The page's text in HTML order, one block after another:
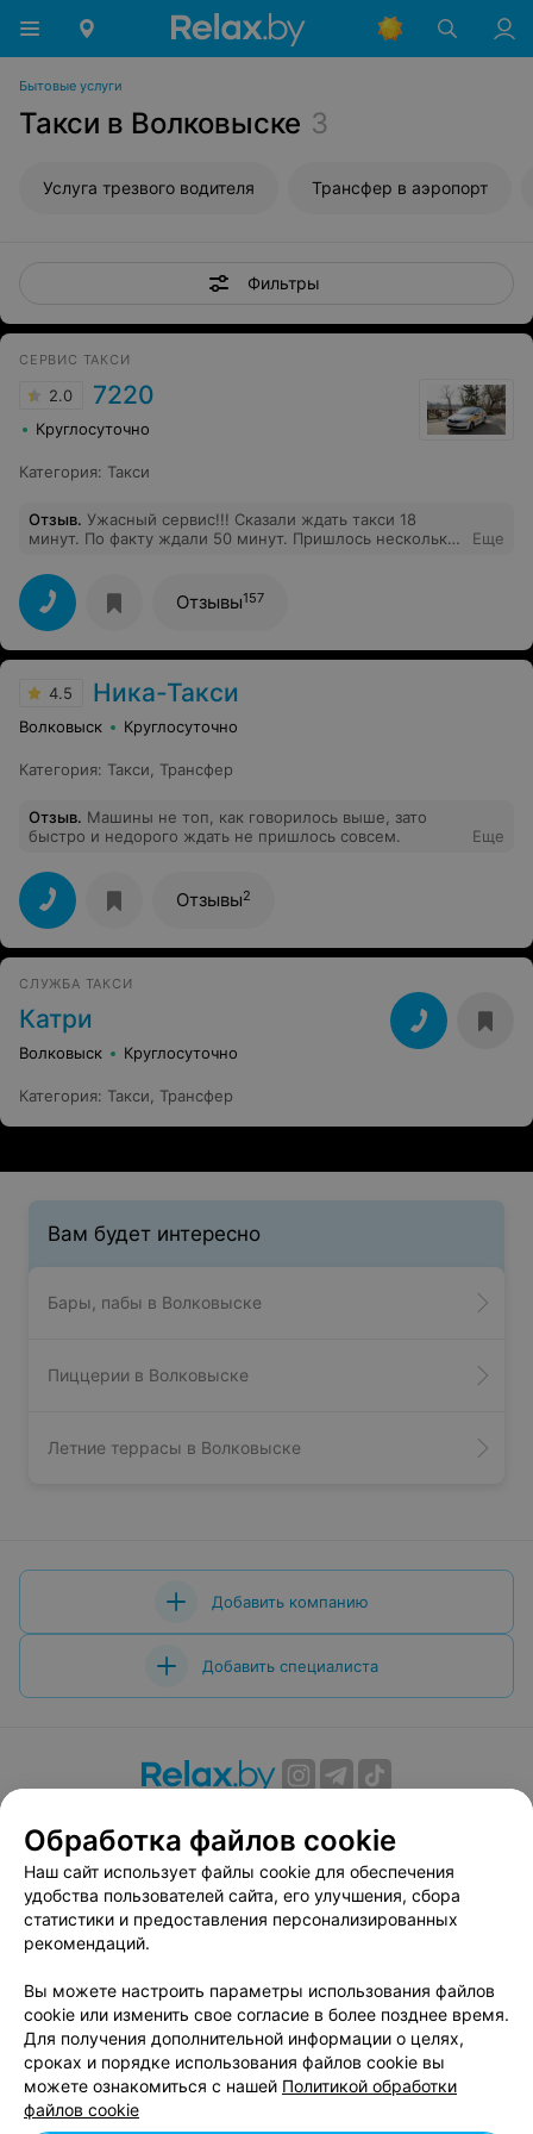
Бытовые услуги
Такси в Волковыске 3
Услуга трезвого водителя Трансфер в аэропорт
Фильтры
СЕРВИС ТАКСИ
2.0 7220
Круглосуточно
Категория: Такси
Отзыв. Ужасный сервис!!! Сказали ждать такси 18
минут. По факту ждали 50 минут. Пришлось несколько
перепутали номер машины. Он приехал, звонит, а мы
ищем машину с другим номером!
Еще
Отзывы157
4.5 Ника-Такси
Волковыск Круглосуточно
Категория: Такси Трансфер
Отзыв. Машины не топ, как говорилось выше, зато
быстро и недорого ждать не пришлось совсем.
Еще
Отзывы2
СЛУЖБА ТАКСИ
Катри
Волковыск Круглосуточно
Категория: Такси Трансфер
Вам будет интересно
Бары, пабы в Волковыске
Пиццерии в Волковыске
Летние террасы в Волковыске
Добавить компанию
Добавить специалиста
Вакансии
Публичный договор
Способы оплаты
Публичный договор по использованию сервиса
«Афиша»
Пользовательское соглашение
Связаться по вопросам сотрудничества
Написать руководителю relax.by
Персональные настройки cookie
Обработка персональных данных
Обработка файлов cookie
Наш сайт использует файлы cookie для обеспечения
удобства пользователей сайта, его улучшения, сбора
статистики и предоставления персонализированных
рекомендаций.
Вы можете настроить параметры использования файлов
cookie или изменить свое согласие в более позднее время.
Для получения дополнительной информации о целях,
сроках и порядке использования файлов cookie вы
можете ознакомиться с нашей Политикой обработки
файлов cookie